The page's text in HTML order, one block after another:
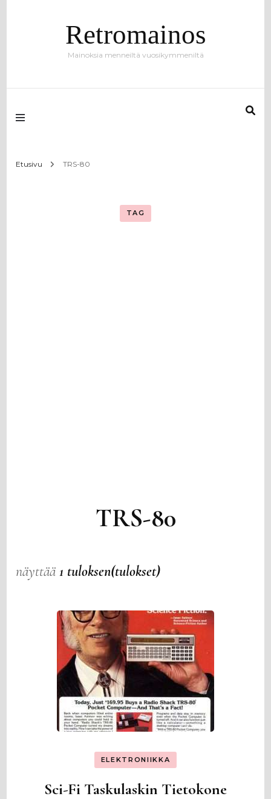
Retromainos
Mainoksia menneiltä vuosikymmeniltä
Etusivu TRS-80
TAG
TRS-80
näyttää1 tuloksen(tulokset)
ELEKTRONIIKKA
Sci-Fi Taskulaskin Tietokone